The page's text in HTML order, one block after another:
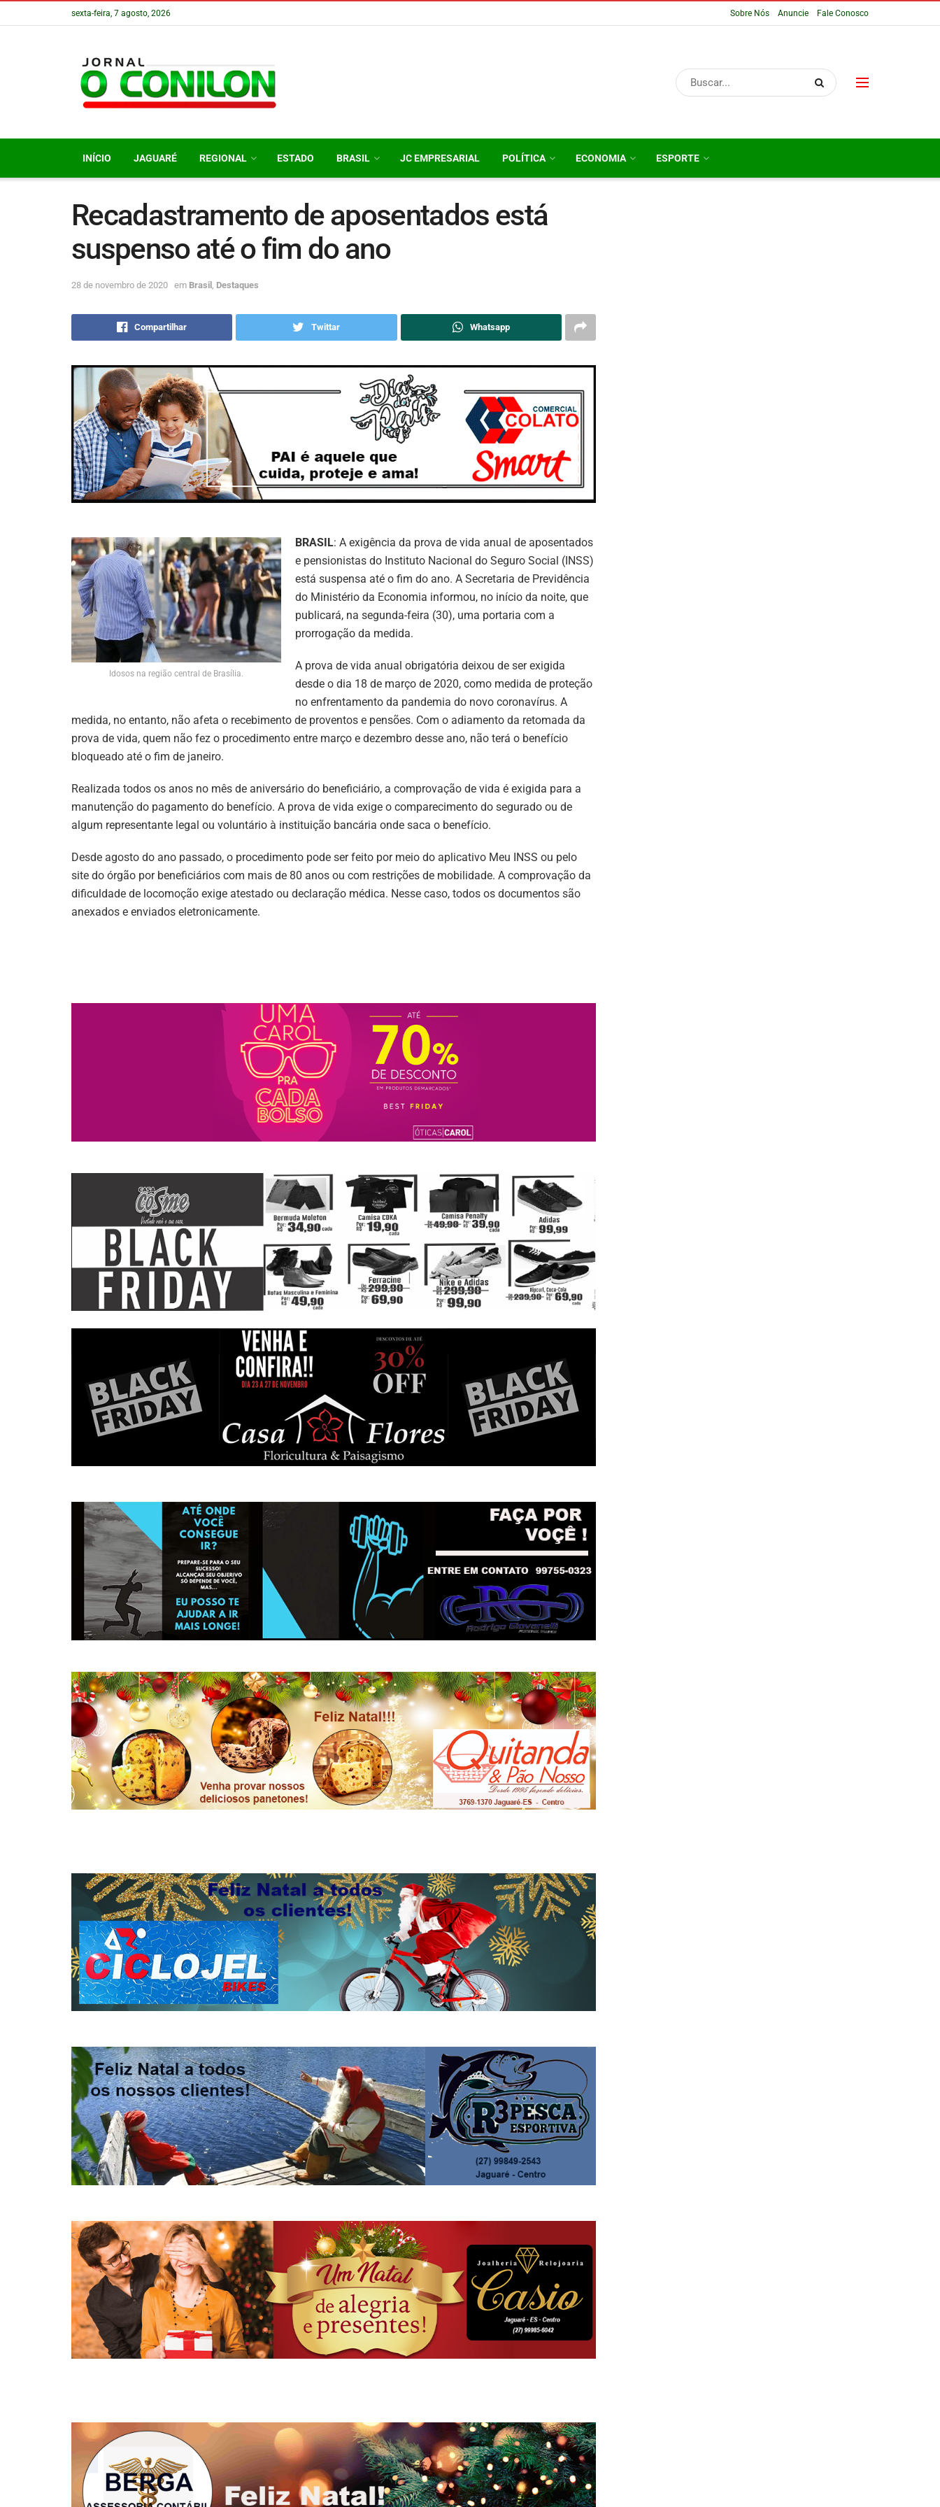
sexta-feira, 7 agosto, 2026 Sobre Nós Anuncie Fale Conosco
INÍCIO JAGUARÉ REGIONAL ESTADO BRASIL JC EMPRESARIAL POLÍTICA ECONOMIA ESPORTE
Recadastramento de aposentados está
suspenso até o fim do ano
28 de novembro de 2020 em Brasil Destaques
Compartilhar Twittar Whatsapp
Idosos na região central de Brasília.
BRASIL: A exigência da prova de vida anual de aposentados
e pensionistas do Instituto Nacional do Seguro Social (INSS)
está suspensa até o fim do ano. A Secretaria de Previdência
do Ministério da Economia informou, no início da noite, que
publicará, na segunda-feira (30), uma portaria com a
prorrogação da medida.
A prova de vida anual obrigatória deixou de ser exigida
desde o dia 18 de março de 2020, como medida de proteção
no enfrentamento da pandemia do novo coronavírus. A
medida, no entanto, não afeta o recebimento de proventos e pensões. Com o adiamento da retomada da
prova de vida, quem não fez o procedimento entre março e dezembro desse ano, não terá o benefício
bloqueado até o fim de janeiro.
Realizada todos os anos no mês de aniversário do beneficiário, a comprovação de vida é exigida para a
manutenção do pagamento do benefício. A prova de vida exige o comparecimento do segurado ou de
algum representante legal ou voluntário à instituição bancária onde saca o benefício.
Desde agosto do ano passado, o procedimento pode ser feito por meio do aplicativo Meu INSS ou pelo
site do órgão por beneficiários com mais de 80 anos ou com restrições de mobilidade. A comprovação da
dificuldade de locomoção exige atestado ou declaração médica. Nesse caso, todos os documentos são
anexados e enviados eletronicamente.